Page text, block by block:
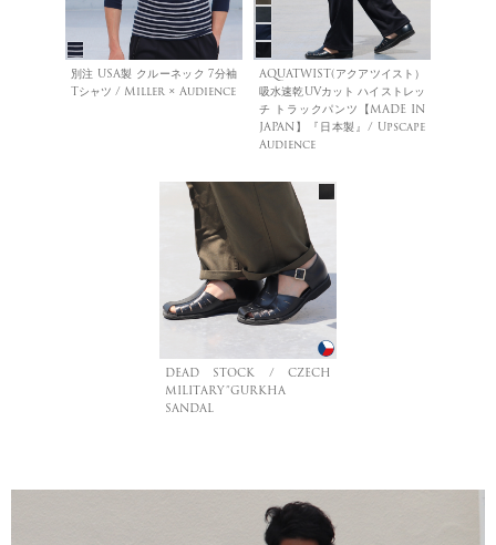
別注 USA製 クルーネック 7分袖
Tシャツ / Miller × Audience
AQUATWIST(アクアツイスト）
吸水速乾UVカット ハイストレッ
チ トラックパンツ【MADE IN
JAPAN】『日本製』/ Upscape
Audience
DEAD STOCK / CZECH
MILITARY”GURKHA
SANDAL